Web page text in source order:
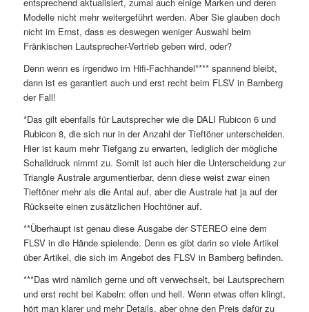
Modelle nicht mehr weitergeführt werden. Aber Sie glauben doch
nicht im Ernst, dass es deswegen weniger Auswahl beim
Fränkischen Lautsprecher-Vertrieb geben wird, oder?
Denn wenn es irgendwo im Hifi-Fachhandel**** spannend bleibt,
dann ist es garantiert auch und erst recht beim FLSV in Bamberg
der Fall!
*Das gilt ebenfalls für Lautsprecher wie die DALI Rubicon 6 und
Rubicon 8, die sich nur in der Anzahl der Tieftöner unterscheiden.
Hier ist kaum mehr Tiefgang zu erwarten, lediglich der mögliche
Schalldruck nimmt zu. Somit ist auch hier die Unterscheidung zur
Triangle Australe argumentierbar, denn diese weist zwar einen
Tieftöner mehr als die Antal auf, aber die Australe hat ja auf der
Rückseite einen zusätzlichen Hochtöner auf.
**Überhaupt ist genau diese Ausgabe der STEREO eine dem
FLSV in die Hände spielende. Denn es gibt darin so viele Artikel
über Artikel, die sich im Angebot des FLSV in Bamberg befinden.
***Das wird nämlich gerne und oft verwechselt, bei Lautsprechern
und erst recht bei Kabeln: offen und hell. Wenn etwas offen klingt,
hört man klarer und mehr Details, aber ohne den Preis dafür zu